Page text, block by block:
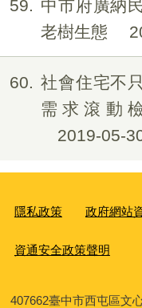
59
中市府廣納
老樹生態
60
社會住宅不
需求滾動
2019-05-
隱私政策 政府網站
資通安全政策聲明
407662臺中市西屯區文